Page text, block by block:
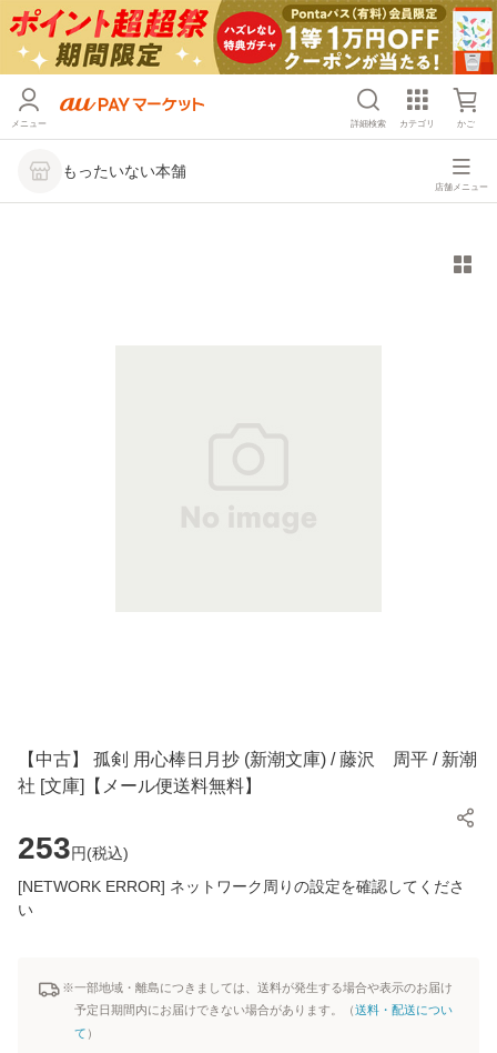
メニュー 詳細検索 カテゴリ かご
もったいない本舗
店舗メニュー
【中古】 孤剣 用心棒日月抄 (新潮文庫) / 藤沢 周平 / 新潮
社 [文庫]【メール便送料無料】
253円(税込)
[NETWORK ERROR] ネットワーク周りの設定を確認してくださ
い
※一部地域・離島につきましては、送料が発生する場合や表示のお届け
予定日期間内にお届けできない場合があります。（送料・配送につい
て ）